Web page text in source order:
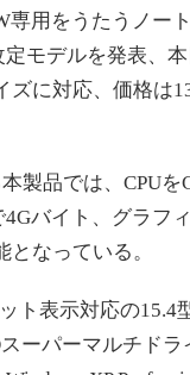
用をうたうノート
モデルを発表、本
ズに対応、価格は
製品では、CPUを
バイト、グラフ
なっている。
ト表示対応の15.4
ーパーマルチドラ